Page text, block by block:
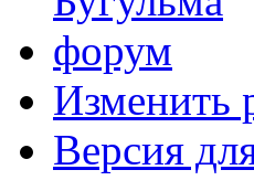
Изменить
Версия